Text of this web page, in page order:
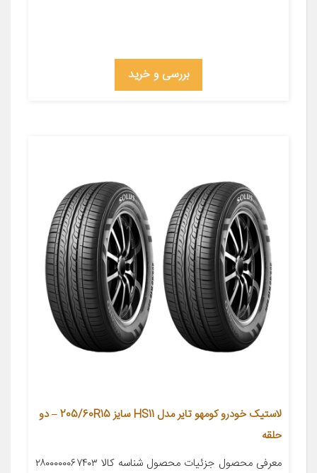
بررسی و خرید
لاستیک خودرو کومهو تایر مدل HS11 سایز 205/60R15 – دو
حلقه
معرفی محصول جزئیات محصول شناسه کالا ۲۸۰۰۰۰۰۰۶۷۴۰۳